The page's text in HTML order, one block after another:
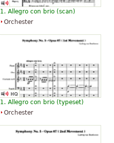
1. Allegro con brio (scan)
Orchester
1. Allegro con brio (typeset)
Orchester